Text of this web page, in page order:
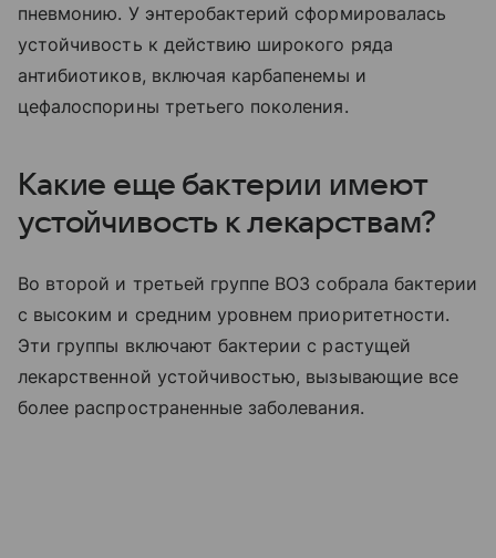
пневмонию. У энтеробактерий сформировалась
устойчивость к действию широкого ряда
антибиотиков, включая карбапенемы и
цефалоспорины третьего поколения.
Какие еще бактерии имеют
устойчивость к лекарствам?
Во второй и третьей группе ВОЗ собрала бактерии
с высоким и средним уровнем приоритетности.
Эти группы включают бактерии с растущей
лекарственной устойчивостью, вызывающие все
более распространенные заболевания.